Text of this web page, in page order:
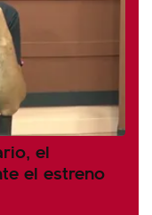
el
el estreno